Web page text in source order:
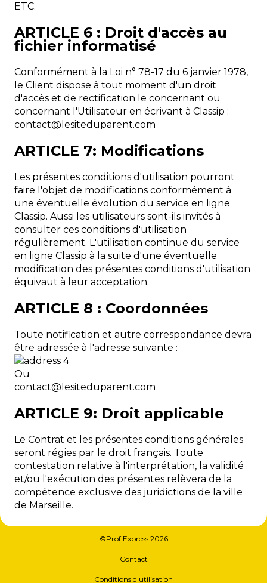
ETC.
ARTICLE 6 : Droit d'accès au
fichier informatisé
Conformément à la Loi n° 78-17 du 6 janvier 1978,
le Client dispose à tout moment d'un droit
d'accès et de rectification le concernant ou
concernant l'Utilisateur en écrivant à Classip :
moc.tnerapudetisel@tcatnoc
ARTICLE 7: Modifications
Les présentes conditions d'utilisation pourront
faire l'objet de modifications conformément à
une éventuelle évolution du service en ligne
Classip. Aussi les utilisateurs sont-ils invités à
consulter ces conditions d'utilisation
régulièrement. L'utilisation continue du service
en ligne Classip à la suite d'une éventuelle
modification des présentes conditions d'utilisation
équivaut à leur acceptation.
ARTICLE 8 : Coordonnées
Toute notification et autre correspondance devra
être adressée à l'adresse suivante :
Ou
moc.tnerapudetisel@tcatnoc
ARTICLE 9: Droit applicable
Le Contrat et les présentes conditions générales
seront régies par le droit français. Toute
contestation relative à l'interprétation, la validité
et/ou l'exécution des présentes relèvera de la
compétence exclusive des juridictions de la ville
de Marseille.
©Prof Express 2026
Contact
Conditions d'utilisation